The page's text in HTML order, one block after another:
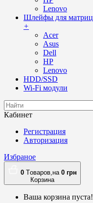
Lenovo
Шлейфы для матриц
+
Acer
Asus
Dell
HP
Lenovo
HDD/SSD
Wi-Fi модули
Кабинет
Регистрация
Авторизация
Избраное
0 Tоваров,на 0 грн
Корзина
Ваша корзина пуста!